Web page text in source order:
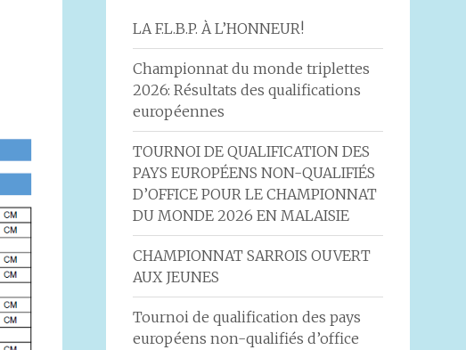
LA F.L.B.P. À L’HONNEUR!
Championnat du monde triplettes
2026: Résultats des qualifications
européennes
TOURNOI DE QUALIFICATION DES
PAYS EUROPÉENS NON-QUALIFIÉS
D’OFFICE POUR LE CHAMPIONNAT
DU MONDE 2026 EN MALAISIE
CHAMPIONNAT SARROIS OUVERT
AUX JEUNES
Tournoi de qualification des pays
européens non-qualifiés d’office